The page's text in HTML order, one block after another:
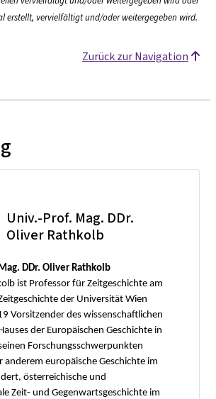
erstellt, vervielfältigt und/oder weitergegeben wird.
Zurück zur Navigation
Univ.-Prof. Mag. DDr.
Oliver Rathkolb
DDr. Oliver Rathkolb
ist Professor für Zeitgeschichte am
der Universität Wien
Vorsitzender des wissenschaftlichen
der Europäischen Geschichte in
Forschungsschwerpunkten
anderem europäische Geschichte im
österreichische und
Zeit- und Gegenwartsgeschichte im